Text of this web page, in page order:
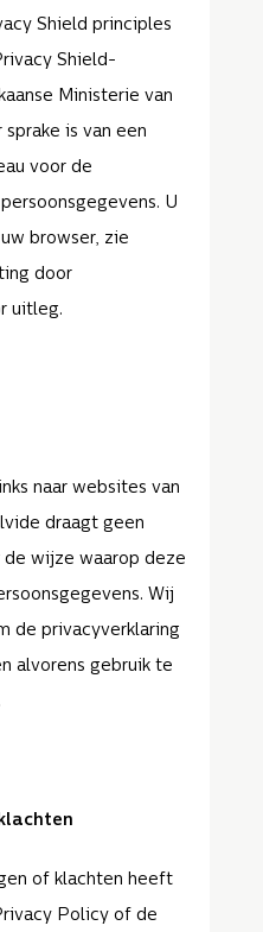
Shield principles
Shield-
Ministerie van
is van een
voor de
U
browser, zie
door
uitleg.
naar websites van
draagt geen
wijze waarop deze
Wij
de privacyverklaring
alvorens gebruik te
of klachten heeft
Policy of de